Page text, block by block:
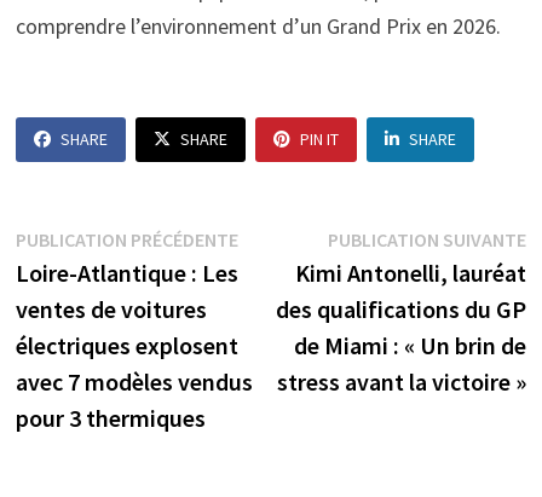
comprendre l’environnement d’un Grand Prix en 2026.
SHARE SHARE PIN IT SHARE
Navigation
de
l’article
PUBLICATION PRÉCÉDENTEPublication
précédente :
Loire-Atlantique : Les
ventes de voitures
électriques explosent
avec 7 modèles vendus
pour 3 thermiques
PUBLICATION SUIVANTE
Kimi Antonelli, lauréat
des qualifications du GP
de Miami : « Un brin de
stress avant la victoire »